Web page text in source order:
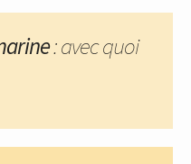
: avec quoi